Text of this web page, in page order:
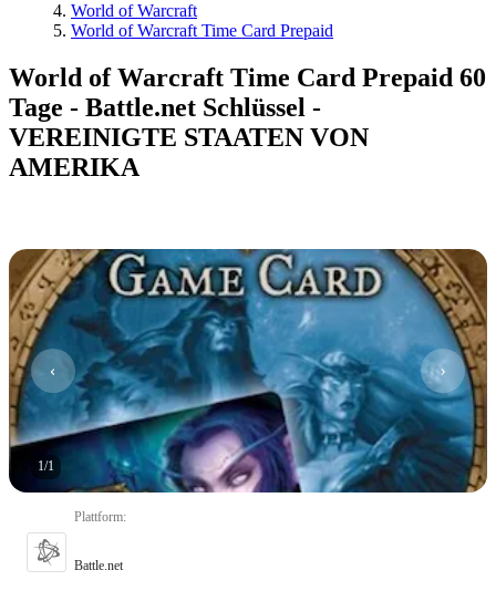
World of Warcraft
World of Warcraft Time Card Prepaid
World of Warcraft Time Card Prepaid 60
Tage - Battle.net Schlüssel -
VEREINIGTE STAATEN VON
AMERIKA
1/1
Plattform:
Battle.net